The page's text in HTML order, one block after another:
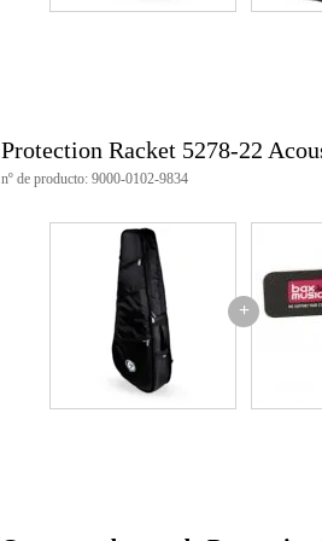
Protection Racket 5278-22
nº de producto: 9000-0102-9834
+